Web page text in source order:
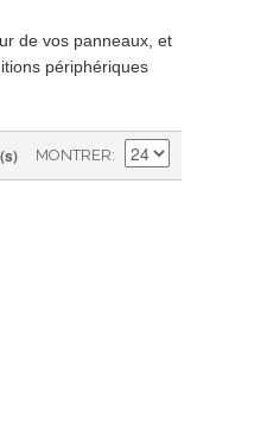
de vos panneaux, et
périphériques
MONTRER